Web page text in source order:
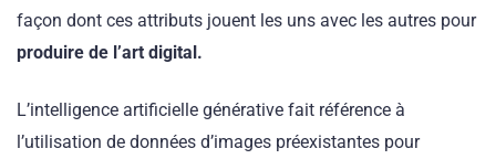
façon dont ces attributs jouent les uns avec les autres pour
produire de l’art digital.
L’intelligence artificielle générative fait référence à
l’utilisation de données d’images préexistantes pour